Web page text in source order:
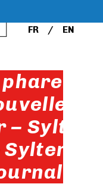
FR EN
– Sylt
Sylter